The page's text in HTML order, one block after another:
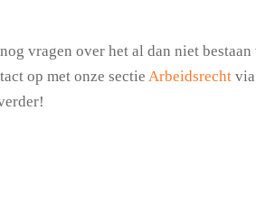
vragen over het al dan niet
op met onze sectie Arbeidsrecht